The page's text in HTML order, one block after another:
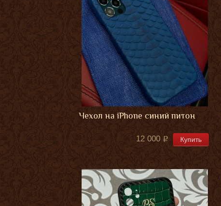
Чехол на iPhone синий питон
12 000 Купить